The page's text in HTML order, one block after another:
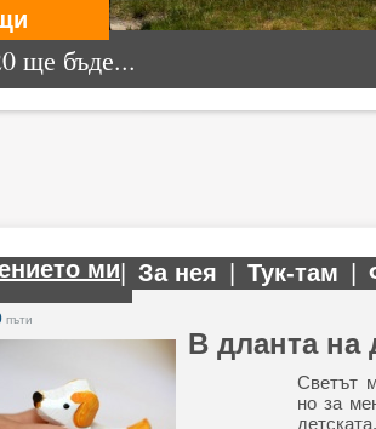
ще бъде...
ми За нея Тук-там
пъти
В дланта на
Светът
но за
детската.